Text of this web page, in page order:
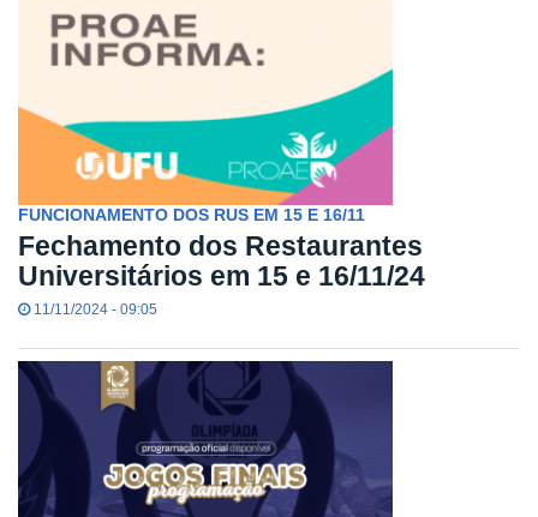
FUNCIONAMENTO DOS RUS EM 15 E 16/11
Fechamento dos Restaurantes
Universitários em 15 e 16/11/24
11/11/2024 - 09:05